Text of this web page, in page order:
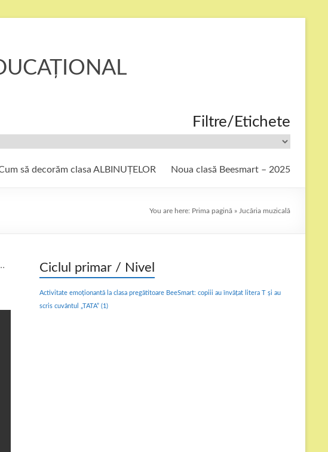
Filtre/Etichete
să decorăm clasa ALBINUȚELOR Noua clasă Beesmart – 2025
You are here: Prima pagină » Jucăria muzicală
Ciclul primar / Nivel
Activitate emoționantă la clasa pregătitoare BeeSmart: copiii au învățat litera T și au
scris cuvântul „TATA” (1)